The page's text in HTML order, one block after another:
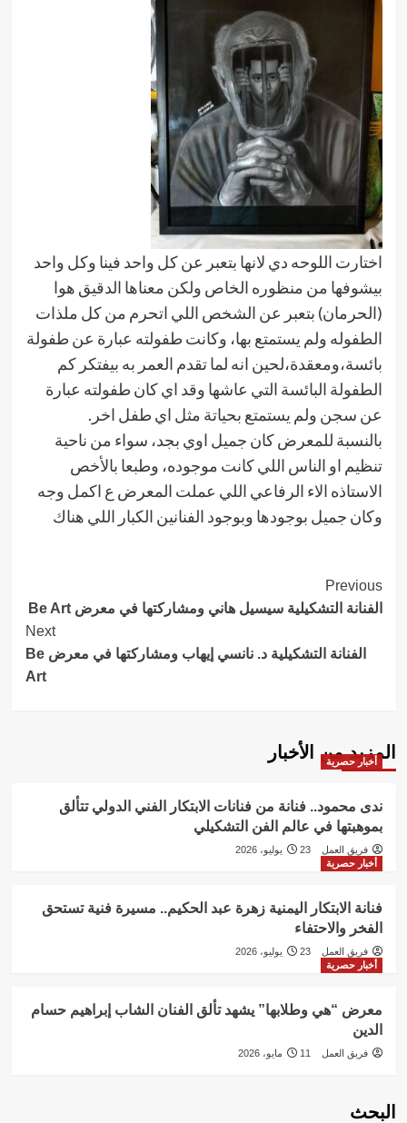
اختارت اللوحه دي لانها بتعبر عن كل واحد فينا وكل واحد
بيشوفها من منظوره الخاص ولكن معناها الدقيق هوا
(الحرمان) بتعبر عن الشخص اللي اتحرم من كل ملذات
الطفوله ولم يستمتع بها، وكانت طفولته عبارة عن طفولة
بائسة،ومعقدة،لحين انه لما تقدم العمر به بيفتكر كم
الطفولة البائسة التي عاشها وقد اي كان طفولته عبارة
عن سجن ولم يستمتع بحياتة مثل اي طفل اخر.
بالنسبة للمعرض كان جميل اوي بجد، سواء من ناحية
تنظيم او الناس اللي كانت موجوده، وطبعا بالأخص
الاستاذه الاء الرفاعي اللي عملت المعرض ع اكمل وجه
وكان جميل بوجودها وبوجود الفنانين الكبار اللي هناك
Post
Navigation
Previous
الفنانة التشكيلية سيسيل هاني ومشاركتها في معرض Be Art
Next
الفنانة التشكيلية د. نانسي إيهاب ومشاركتها في معرض Be
Art
المزيد من الأخبار
أخبار حصرية
ندى محمود.. فنانة من فنانات الابتكار الفني الدولي تتألق
بموهبتها في عالم الفن التشكيلي
فريق العمل
23 يوليو، 2026
أخبار حصرية
فنانة الابتكار اليمنية زهرة عبد الحكيم.. مسيرة فنية تستحق
الفخر والاحتفاء
فريق العمل
23 يوليو، 2026
أخبار حصرية
معرض “هي وطلابها” يشهد تألق الفنان الشاب إبراهيم حسام
الدين
فريق العمل 11 مايو، 2026
البحث